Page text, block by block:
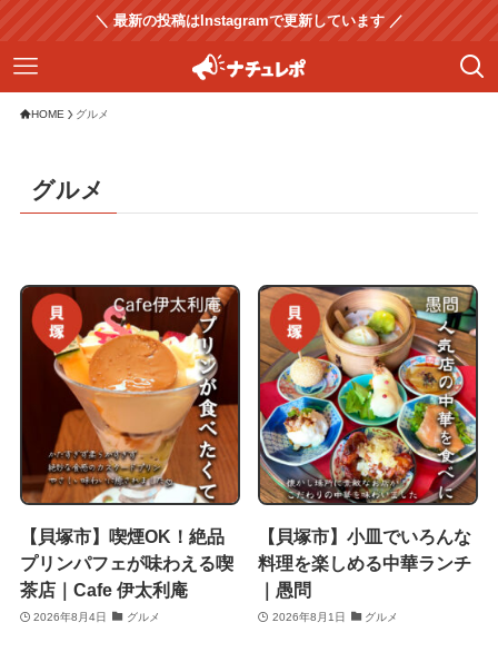
＼ 最新の投稿はInstagramで更新しています ／
HOME グルメ
グルメ
【貝塚市】喫煙OK！絶品
プリンパフェが味わえる喫
茶店｜Cafe 伊太利庵
2026年8月4日 グルメ
【貝塚市】小皿でいろんな
料理を楽しめる中華ランチ
｜愚問
2026年8月1日 グルメ